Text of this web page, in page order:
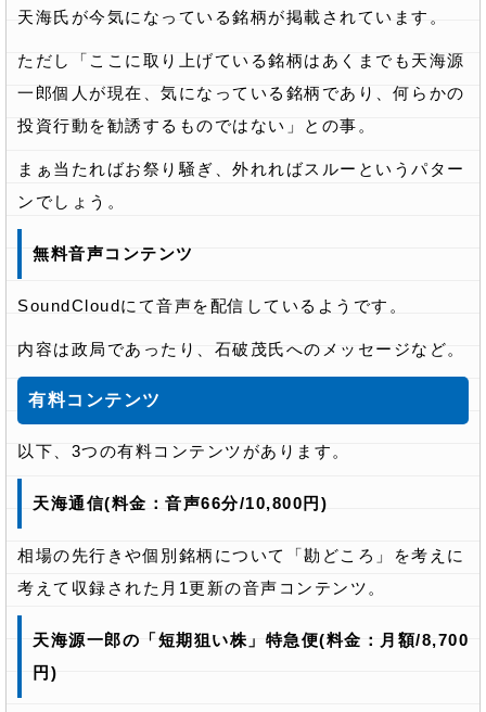
天海氏が今気になっている銘柄が掲載されています。
ただし「ここに取り上げている銘柄はあくまでも天海源
一郎個人が現在、気になっている銘柄であり、何らかの
投資行動を勧誘するものではない」との事。
まぁ当たればお祭り騒ぎ、外れればスルーというパター
ンでしょう。
無料音声コンテンツ
SoundCloudにて音声を配信しているようです。
内容は政局であったり、石破茂氏へのメッセージなど。
有料コンテンツ
以下、3つの有料コンテンツがあります。
天海通信(料金：音声66分/10,800円)
相場の先行きや個別銘柄について「勘どころ」を考えに
考えて収録された月1更新の音声コンテンツ。
天海源一郎の「短期狙い株」特急便(料金：月額/8,700
円)